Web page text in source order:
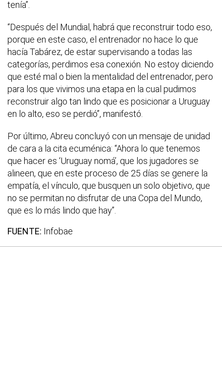
tenía”.
“Después del Mundial, habrá que reconstruir todo eso,
porque en este caso, el entrenador no hace lo que
hacía Tabárez, de estar supervisando a todas las
categorías, perdimos esa conexión. No estoy diciendo
que esté mal o bien la mentalidad del entrenador, pero
para los que vivimos una etapa en la cual pudimos
reconstruir algo tan lindo que es posicionar a Uruguay
en lo alto, eso se perdió”, manifestó.
Por último, Abreu concluyó con un mensaje de unidad
de cara a la cita ecuménica: “Ahora lo que tenemos
que hacer es ‘Uruguay nomá’, que los jugadores se
alineen, que en este proceso de 25 días se genere la
empatía, el vínculo, que busquen un solo objetivo, que
no se permitan no disfrutar de una Copa del Mundo,
que es lo más lindo que hay”.
FUENTE: Infobae